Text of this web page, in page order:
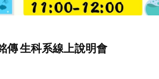
傳 生科系線上說明會